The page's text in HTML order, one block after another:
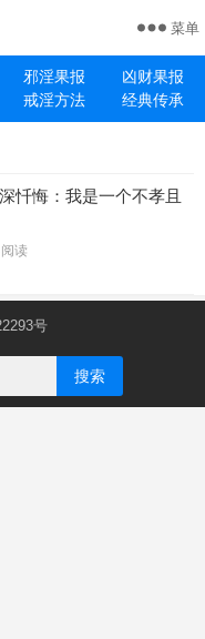
邪淫果报
凶财果报
戒淫方法 经典传承
菜单
忏悔：我是一个不孝且
阅读
号
搜索